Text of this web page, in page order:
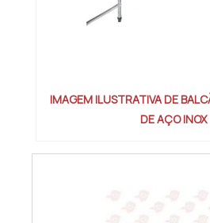
IMAGEM ILUSTRATIVA DE
DE AÇO INOX